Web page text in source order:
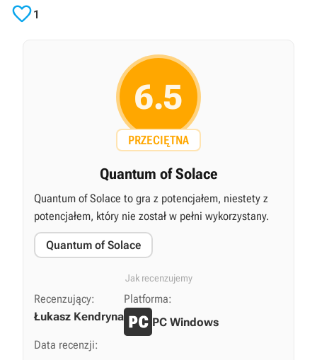
1
6.5
PRZECIĘTNA
Quantum of Solace
Quantum of Solace to gra z potencjałem, niestety z
potencjałem, który nie został w pełni wykorzystany.
Quantum of Solace
Jak recenzujemy
Recenzujący:
Łukasz Kendryna
Platforma:
PC Windows
Data recenzji: